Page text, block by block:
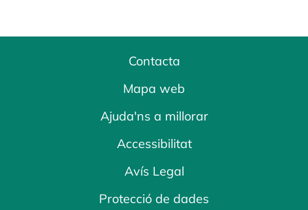
Contacta
Mapa web
Ajuda'ns a millorar
Accessibilitat
Avís Legal
Protecció de dades